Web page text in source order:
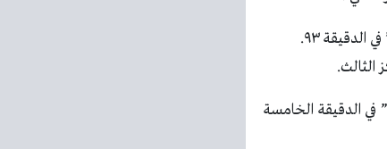
٩٣.
في الدقيقة الخامسة